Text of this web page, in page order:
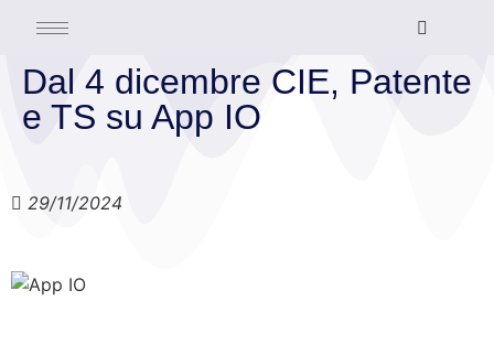
Dal 4 dicembre CIE, Patente
e TS su App IO
29/11/2024